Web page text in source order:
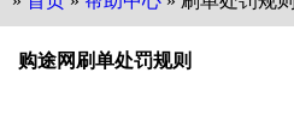
购途网刷单处罚规则